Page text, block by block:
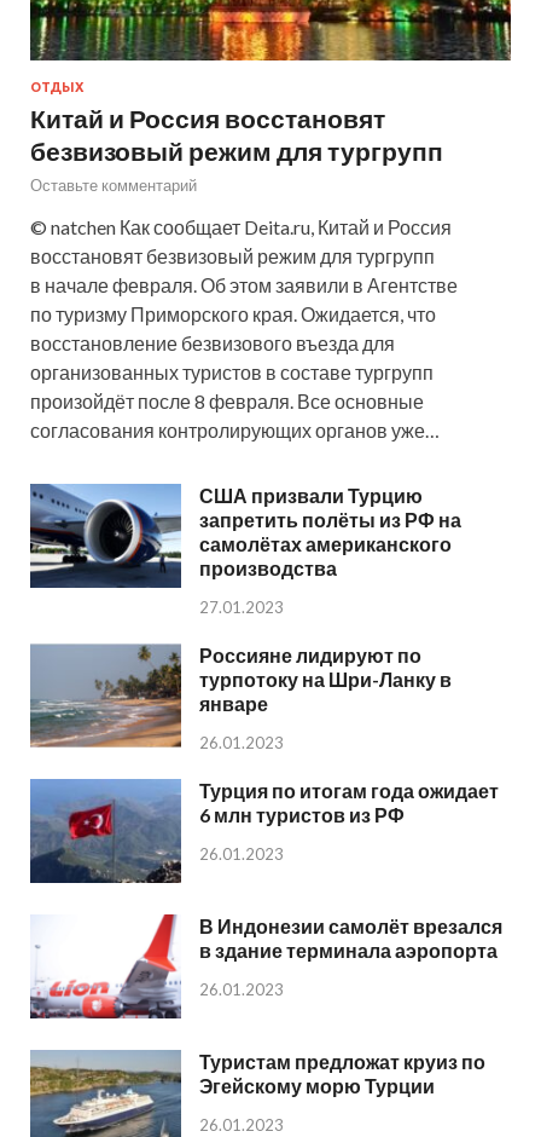
ОТДЫХ
Китай и Россия восстановят
безвизовый режим для тургрупп
Оставьте комментарий
© natchen Как сообщает Deita.ru, Китай и Россия
восстановят безвизовый режим для тургрупп
в начале февраля. Об этом заявили в Агентстве
по туризму Приморского края. Ожидается, что
восстановление безвизового въезда для
организованных туристов в составе тургрупп
произойдёт после 8 февраля. Все основные
согласования контролирующих органов уже…
США призвали Турцию
запретить полёты из РФ на
самолётах американского
производства
27.01.2023
Россияне лидируют по
турпотоку на Шри-Ланку в
январе
26.01.2023
Турция по итогам года ожидает
6 млн туристов из РФ
26.01.2023
В Индонезии самолёт врезался
в здание терминала аэропорта
26.01.2023
Туристам предложат круиз по
Эгейскому морю Турции
26.01.2023